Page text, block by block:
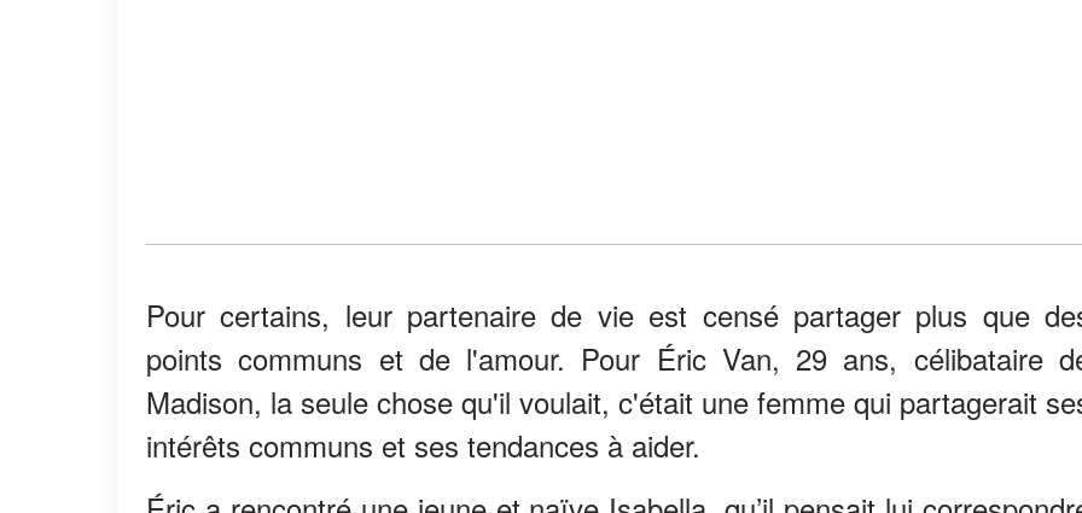
Pour certains, leur partenaire de vie est censé partager plus que
points communs et de l'amour. Pour Éric Van, 29 ans, célibataire
Madison, la seule chose qu'il voulait, c'était une femme qui partagerait
intérêts communs et ses tendances à aider.